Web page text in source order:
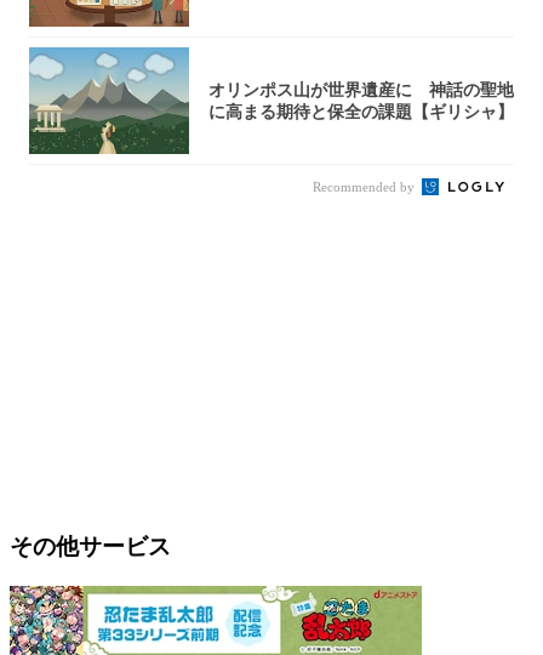
オリンポス山が世界遺産に 神話の聖地
に高まる期待と保全の課題【ギリシャ】
Recommended by
その他サービス